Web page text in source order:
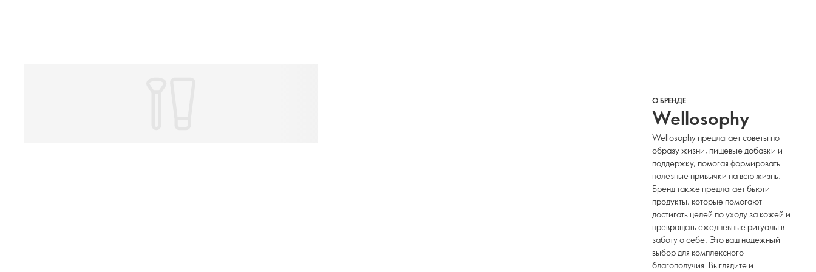
О БРЕНДЕ
Wellosophy
Wellosophy предлагает советы по
образу жизни, пищевые добавки и
поддержку, помогая формировать
полезные привычки на всю жизнь.
Бренд также предлагает бьюти-
продукты, которые помогают
достигать целей по уходу за кожей и
превращать ежедневные ритуалы в
заботу о себе. Это ваш надежный
выбор для комплексного
благополучия. Выглядите и